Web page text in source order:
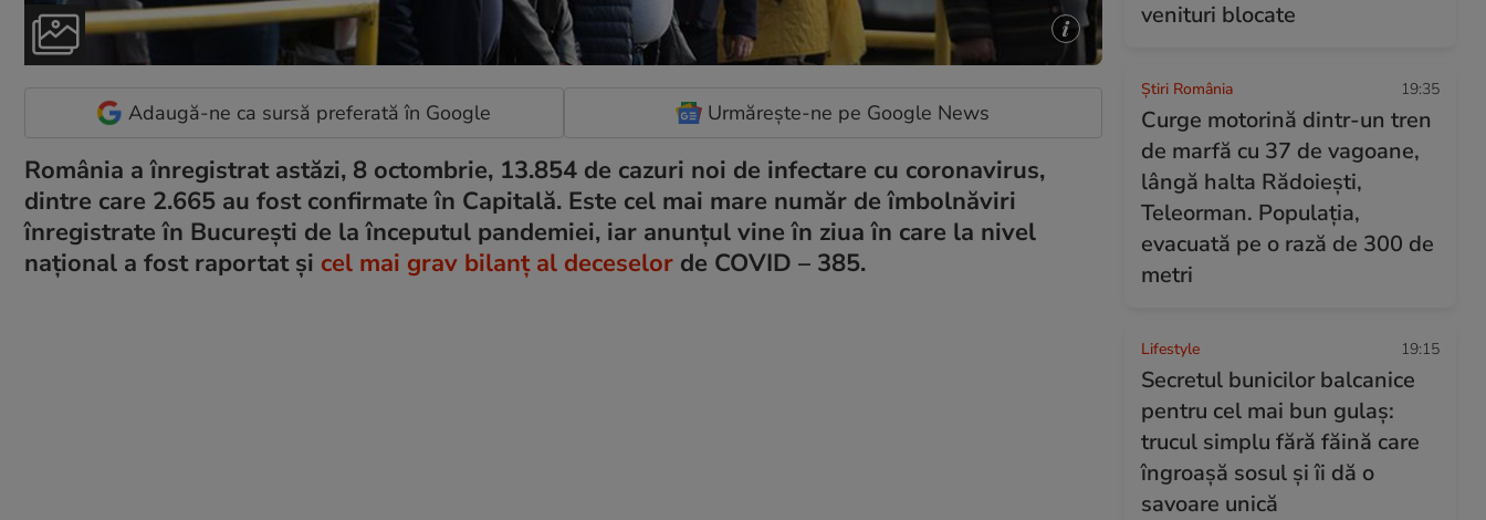
Adaugă-ne ca sursă preferată în Google Urmărește-ne pe Google News
România a înregistrat astăzi, 8 octombrie, 13.854 de cazuri noi de infectare cu coronavirus,
dintre care 2.665 au fost confirmate în Capitală. Este cel mai mare număr de îmbolnăviri
înregistrate în București de la începutul pandemiei, iar anunțul vine în ziua în care la nivel
național a fost raportat și cel mai grav bilanț al deceselor de COVID – 385.
venituri blocate
Știri România 19:35
Curge motorină dintr-un tren
de marfă cu 37 de vagoane,
lângă halta Rădoiești,
Teleorman. Populaţia,
evacuată pe o rază de 300 de
metri
Lifestyle 19:15
Secretul bunicilor balcanice
pentru cel mai bun gulaș:
trucul simplu fără făină care
îngroașă sosul și îi dă o
savoare unică